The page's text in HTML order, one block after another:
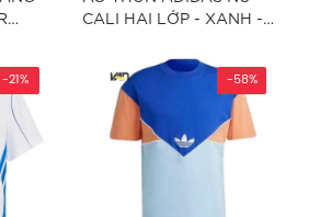
CALI HAI LỚP - XANH -
-21% -58%